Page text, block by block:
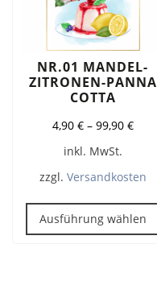
NR.01 MANDEL-
ZITRONEN-PANNA
COTTA
4,90 €– 99,90 €
inkl. MwSt.
zzgl. Versandkosten
Ausführung wählen